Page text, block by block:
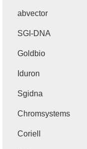
abvector
SGI-DNA
Goldbio
Iduron
Sgidna
Chromsystems
Coriell